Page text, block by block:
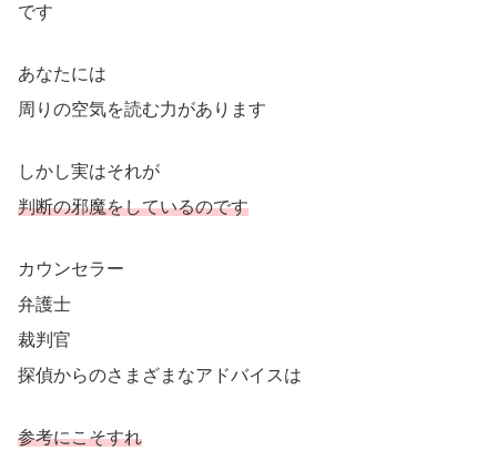
です
あなたには
周りの空気を読む力があります
しかし実はそれが
判断の邪魔をしているのです
カウンセラー
弁護士
裁判官
探偵からのさまざまなアドバイスは
参考にこそすれ